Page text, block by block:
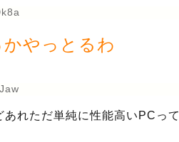
やっとるわ
れただ単純に性能高いPCって